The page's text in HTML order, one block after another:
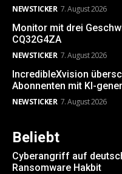
NEWSTICKER 7. August 2026
Monitor mit drei
CQ32G4ZA
NEWSTICKER 7. August 2026
IncredibleXvision
Abonnenten mit KI-
NEWSTICKER 7. August 2026
Beliebt
Cyberangriff auf
Ransomware Hakbit